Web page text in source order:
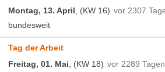
Montag, 13. April , (KW 16) vor 2307
bundesweit
Tag der Arbeit
Freitag, 01. Mai , (KW 18) vor 2289 Tagen